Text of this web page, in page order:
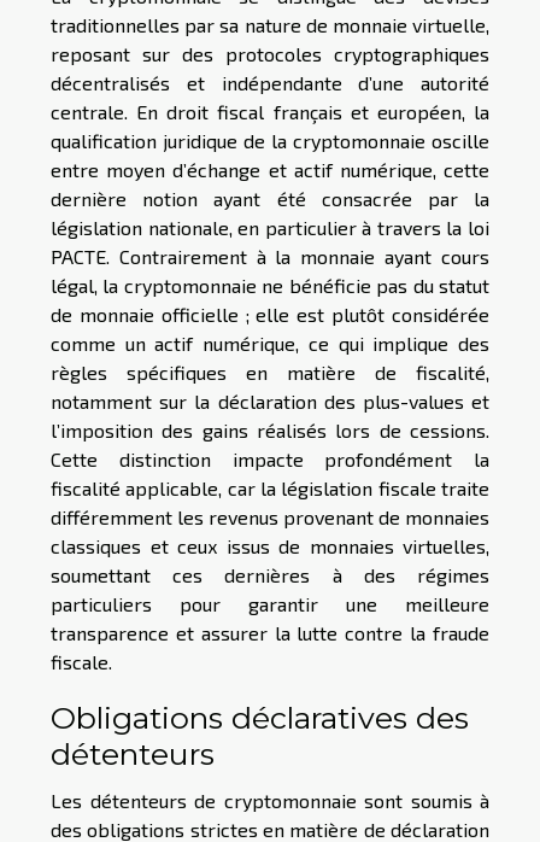
traditionnelles par sa nature de monnaie virtuelle,
reposant sur des protocoles cryptographiques
décentralisés et indépendante d’une autorité
centrale. En droit fiscal français et européen, la
qualification juridique de la cryptomonnaie oscille
entre moyen d’échange et actif numérique, cette
dernière notion ayant été consacrée par la
législation nationale, en particulier à travers la loi
PACTE. Contrairement à la monnaie ayant cours
légal, la cryptomonnaie ne bénéficie pas du statut
de monnaie officielle ; elle est plutôt considérée
comme un actif numérique, ce qui implique des
règles spécifiques en matière de fiscalité,
notamment sur la déclaration des plus-values et
l’imposition des gains réalisés lors de cessions.
Cette distinction impacte profondément la
fiscalité applicable, car la législation fiscale traite
différemment les revenus provenant de monnaies
classiques et ceux issus de monnaies virtuelles,
soumettant ces dernières à des régimes
particuliers pour garantir une meilleure
transparence et assurer la lutte contre la fraude
fiscale.
Obligations déclaratives des
détenteurs
Les détenteurs de cryptomonnaie sont soumis à
des obligations strictes en matière de déclaration